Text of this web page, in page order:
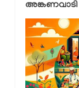
അങ്കണവാടി